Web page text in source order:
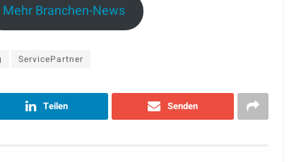
Mehr Branchen-News
ServicePartner
Teilen Senden